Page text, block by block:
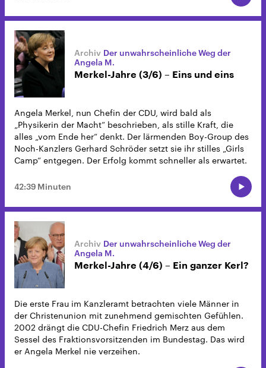
Der unwahrscheinliche Weg der
Angela M.
Merkel-Jahre (3/6) – Eins und eins
Angela Merkel, nun Chefin der CDU, wird bald als
„Physikerin der Macht“ beschrieben, als stille Kraft, die
alles „vom Ende her“ denkt. Der lärmenden Boy-Group des
Noch-Kanzlers Gerhard Schröder setzt sie ihr stilles „Girls
Camp“ entgegen. Der Erfolg kommt schneller als erwartet.
42:39 Minuten
Der unwahrscheinliche Weg der
Angela M.
Merkel-Jahre (4/6) – Ein ganzer Kerl?
Die erste Frau im Kanzleramt betrachten viele Männer in
der Christenunion mit zunehmend gemischten Gefühlen.
2002 drängt die CDU-Chefin Friedrich Merz aus dem
Sessel des Fraktionsvorsitzenden im Bundestag. Das wird
er Angela Merkel nie verzeihen.